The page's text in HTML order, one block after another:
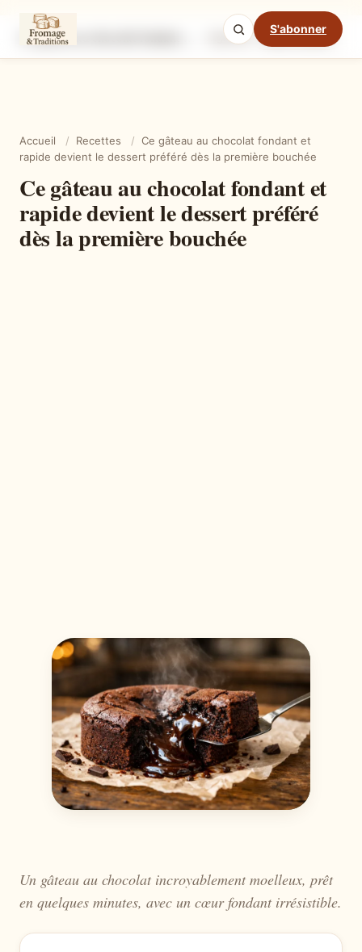
S'abonner
Ingrédients Étapes
Mode cuisine
Accueil / Recettes / Ce gâteau au chocolat fondant et
rapide devient le dessert préféré dès la première bouchée
Ce gâteau au chocolat fondant et
rapide devient le dessert préféré
dès la première bouchée
Un gâteau au chocolat incroyablement moelleux, prêt
en quelques minutes, avec un cœur fondant irrésistible.